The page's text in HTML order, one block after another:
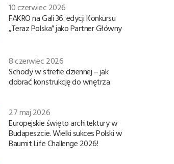
10 czerwiec 2026
FAKRO na Gali 36. edycji Konkursu
„Teraz Polska” jako Partner Główny
8 czerwiec 2026
Schody w strefie dziennej – jak
dobrać konstrukcję do wnętrza
27 maj 2026
Europejskie święto architektury w
Budapeszcie. Wielki sukces Polski w
Baumit Life Challenge 2026!